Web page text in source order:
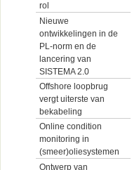
rol
Nieuwe
ontwikkelingen in de
PL-norm en de
lancering van
SISTEMA 2.0
Offshore loopbrug
vergt uiterste van
bekabeling
Online condition
monitoring in
(smeer)oliesystemen
Ontwerp van